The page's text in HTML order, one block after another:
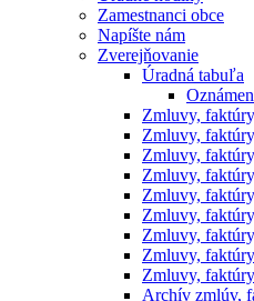
Zamestnanci obce
Napíšte nám
Zverejňovanie
Úradná tabuľa
Zmluvy,
Zmluvy,
Zmluvy,
Zmluvy,
Zmluvy,
Zmluvy,
Zmluvy,
Zmluvy,
Zmluvy,
Archív zmlúv,